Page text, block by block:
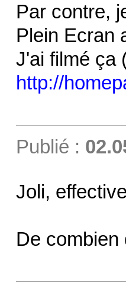
Par contre,
Plein Ecran
J'ai filmé ça
http://
Publié :
Joli,
De